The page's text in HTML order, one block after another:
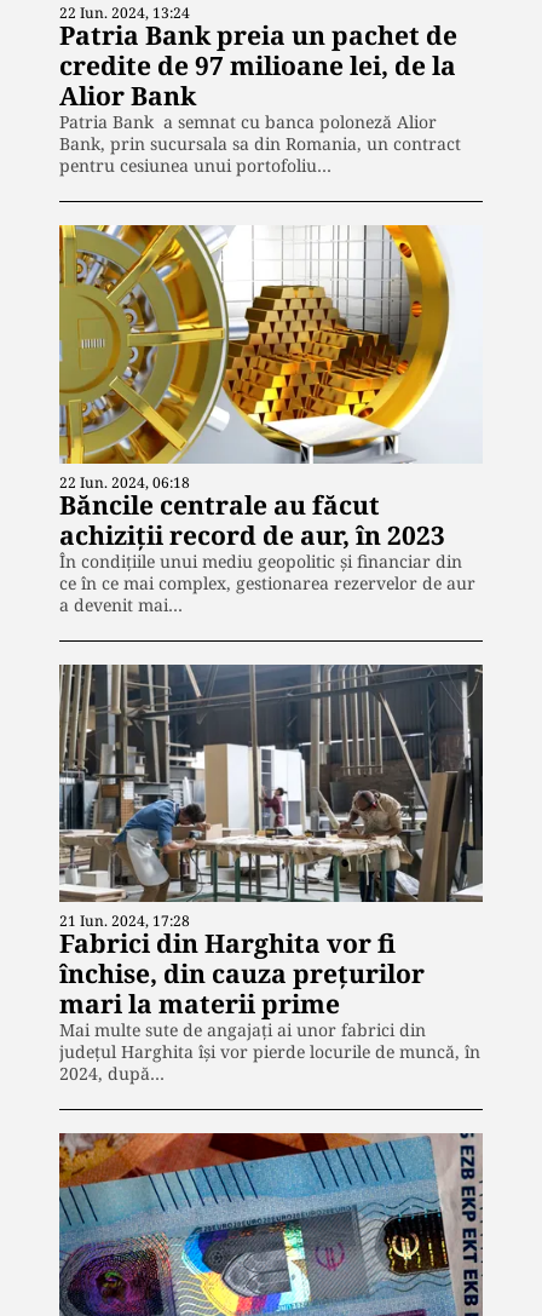
22 Iun. 2024, 13:24
Patria Bank preia un pachet de
credite de 97 milioane lei, de la
Alior Bank
Patria Bank a semnat cu banca poloneză Alior
Bank, prin sucursala sa din Romania, un contract
pentru cesiunea unui portofoliu…
22 Iun. 2024, 06:18
Băncile centrale au făcut
achiziții record de aur, în 2023
În condițiile unui mediu geopolitic și financiar din
ce în ce mai complex, gestionarea rezervelor de aur
a devenit mai…
21 Iun. 2024, 17:28
Fabrici din Harghita vor fi
închise, din cauza prețurilor
mari la materii prime
Mai multe sute de angajați ai unor fabrici din
județul Harghita își vor pierde locurile de muncă, în
2024, după…